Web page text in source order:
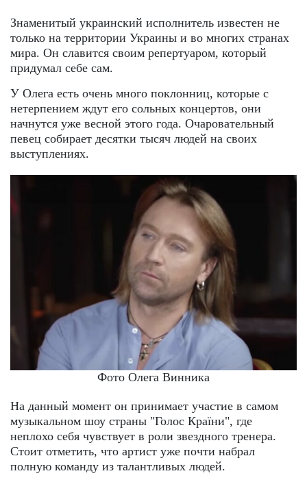
Знаменитый украинский исполнитель известен не
только на территории Украины и во многих странах
мира. Он славится своим репертуаром, который
придумал себе сам.
У Олега есть очень много поклонниц, которые с
нетерпением ждут его сольных концертов, они
начнутся уже весной этого года. Очаровательный
певец собирает десятки тысяч людей на своих
выступлениях.
Фото Олега Винника
На данный момент он принимает участие в самом
музыкальном шоу страны "Голос Країни", где
неплохо себя чувствует в роли звездного тренера.
Стоит отметить, что артист уже почти набрал
полную команду из талантливых людей.